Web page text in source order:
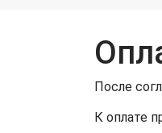
После
К оплате